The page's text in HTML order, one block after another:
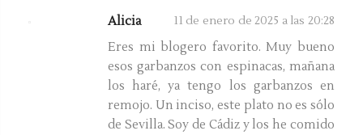
Alicia 11 de enero de 2025 a las 20:28
Eres mi blogero favorito. Muy bueno
esos garbanzos con espinacas, mañana
los haré, ya tengo los garbanzos en
remojo. Un inciso, este plato no es sólo
de Sevilla. Soy de Cádiz y los he comido